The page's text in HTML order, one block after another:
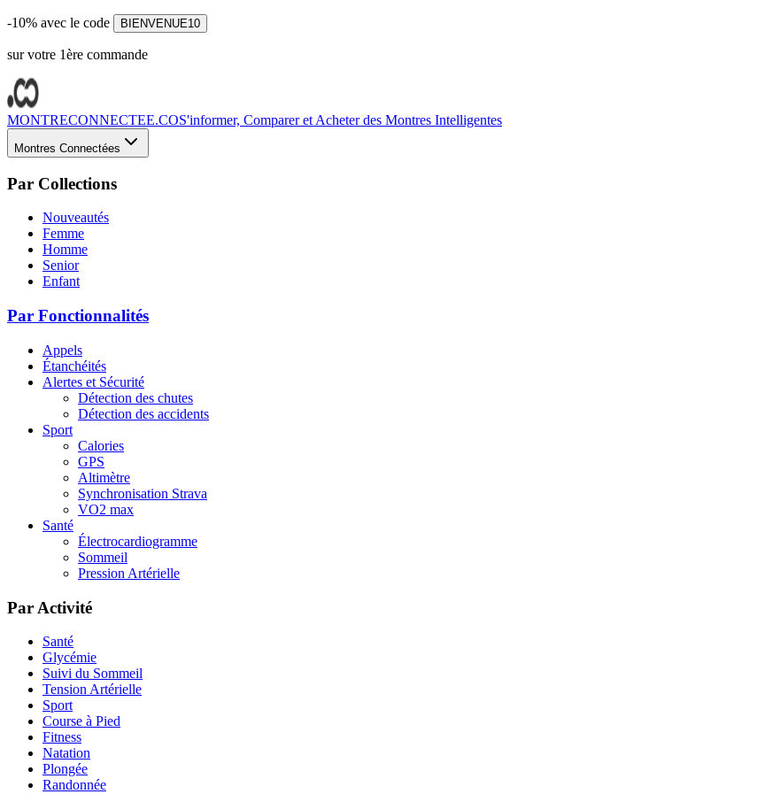
-10% avec le code BIENVENUE10
sur votre 1ère commande
MONTRECONNECTEE.COS'informer, Comparer et Acheter des Montres Intelligentes
Montres Connectées
Par Collections
Nouveautés
Femme
Homme
Senior
Enfant
Par Fonctionnalités
Appels
Étanchéités
Alertes et Sécurité
Détection des chutes
Détection des accidents
Sport
Calories
GPS
Altimètre
Synchronisation Strava
VO2 max
Santé
Électrocardiogramme
Sommeil
Pression Artérielle
Par Activité
Santé
Glycémie
Suivi du Sommeil
Tension Artérielle
Sport
Course à Pied
Fitness
Natation
Plongée
Randonnée